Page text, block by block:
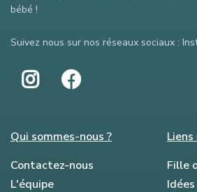
bébé !
Suivez nous sur nos réseaux sociaux :
Qui sommes-nous ?
Contactez-nous
L'équipe
Fille